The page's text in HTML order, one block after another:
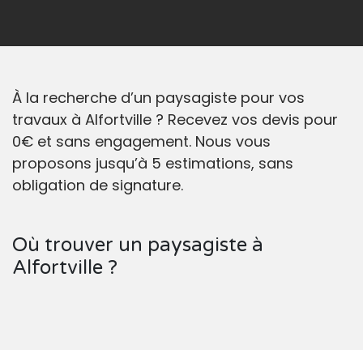
À la recherche d’un paysagiste pour vos
travaux à Alfortville ? Recevez vos devis pour
0€ et sans engagement. Nous vous
proposons jusqu’à 5 estimations, sans
obligation de signature.
Où trouver un paysagiste à
Alfortville ?